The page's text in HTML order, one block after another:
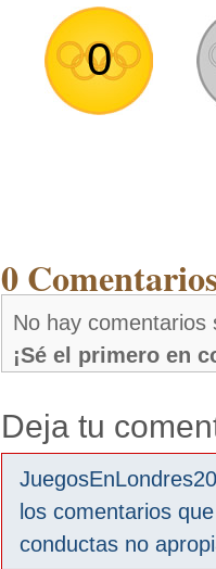
0
0
No hay comentarios
¡Sé el primero en
Deja tu
los comentarios
conductas no